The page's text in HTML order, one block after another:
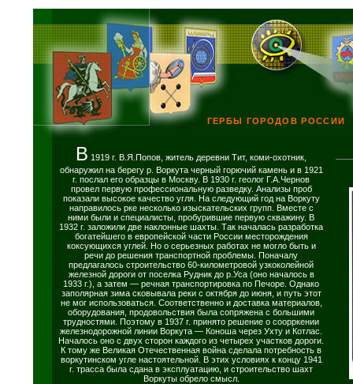
ГЕРБЫ ГОРОДОВ РОССИИ
В 1919 г. В.Я.Попов, житель деревни Тит, коми-охотник,
обнаружил на берегу р. Воркута черный горючий камень и в 1921
г. послал его образцы в Москву. В 1930 г. геолог Г.А.Чернов
провел первую профессиональную разведку. Анализы проб
показали высокое качество угля. На следующий год на Воркуту
направилось рке несколько изыскательских групп. Вместе с
ними были и специалисты, пробурившие первую скважину. В
1932 г. заложили две наклонные шахты. Так началась разработка
богатейшего в европейской части России месторождения
коксующихся углей. Но о серьезных работах не могло быть и
речи до решения транспортной проблемы. Поначалу
предлагалось строительство 60-километровой узкоколейной
железной дороги от поселка Рудник до р.Уса (оно началось в
1933 г.), а затем — речная транспортировка по Печоре. Однако
заполярная зима сковывала реки с октября до июня, и путь этот
не мог использоваться. Соответственно и доставка материалов,
оборудования, продовольствия была сопряжена с большими
трудностями. Поэтому в 1937 г. принято решение о соорркении
железнодорожной линии Воркута — Коноша через Ухту и Котлас.
Началось оно с двух сторон каждого из четырех участков дороги.
К тому же Великая Отечественная война сделала потребность в
воркутинском угле настоятельной. В этих условиях к концу 1941
г. трасса была сдана в эксплуатацию, и строительство шахт
Воркуты обрело смысл.